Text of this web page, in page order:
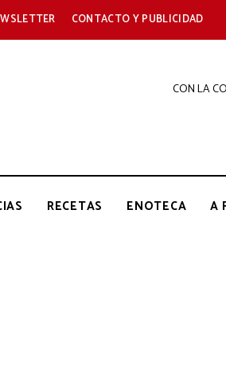
CONTACTO Y PUBLICIDAD
CON LA
RECETAS ENOTECA A